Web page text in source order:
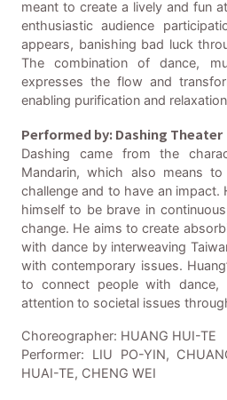
meant to create a lively and fun
enthusiastic audience
appears, banishing bad luck
The combination of dance,
expresses the flow and
enabling purification and
Performed by: Dashing Theater
Dashing came from the
Mandarin, which also means
challenge and to have an impact.
himself to be brave in
change. He aims to create
with dance by interweaving
with contemporary issues.
to connect people with
attention to societal issues
Choreographer: HUANG HUI-TE
Performer: LIU PO-YIN,
HUAI-TE, CHENG WEI